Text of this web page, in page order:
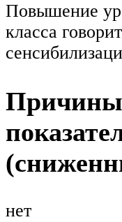
Повышение
класса
Причины
нет